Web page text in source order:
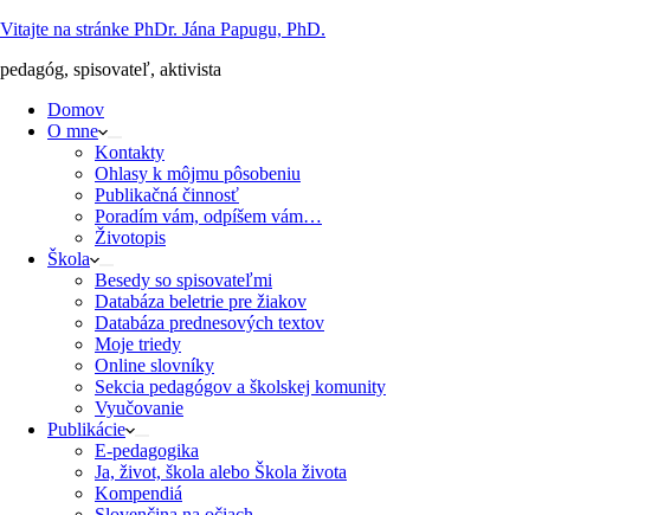
Vitajte na stránke PhDr. Jána Papugu, PhD.
pedagóg, spisovateľ, aktivista
Domov
O mne
Kontakty
Ohlasy k môjmu pôsobeniu
Publikačná činnosť
Poradím vám, odpíšem vám…
Životopis
Škola
Besedy so spisovateľmi
Databáza beletrie pre žiakov
Databáza prednesových textov
Moje triedy
Online slovníky
Sekcia pedagógov a školskej komunity
Vyučovanie
Publikácie
E-pedagogika
Ja, život, škola alebo Škola života
Kompendiá